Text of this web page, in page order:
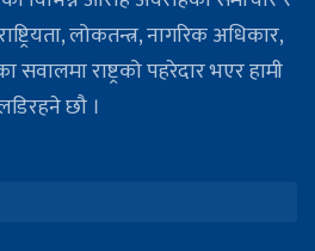
लोकतन्त्र, नागरिक अधिकार,
सवालमा राष्ट्रको पहरेदार भएर हामी
छौ ।